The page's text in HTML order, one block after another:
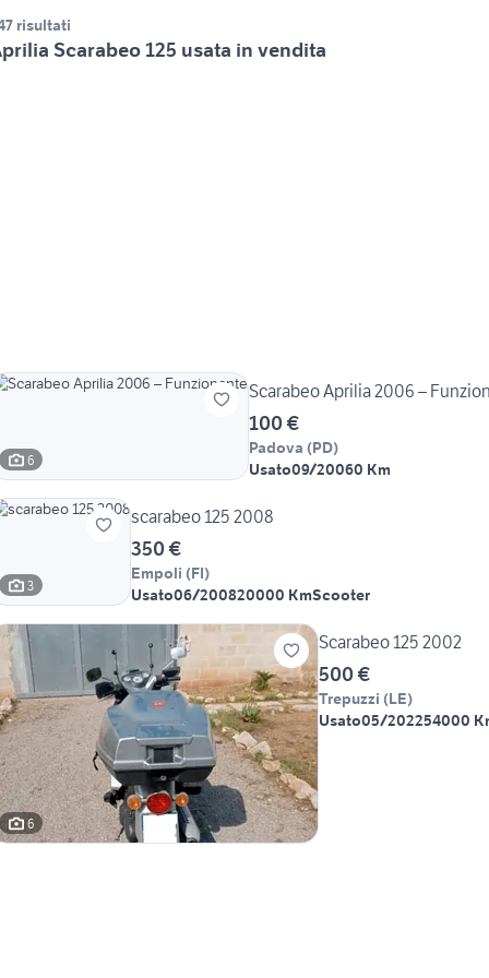
risultati
Scarabeo 125 usata in vendita
6
Scarabeo Aprilia 2006 –
100 €
Padova (PD)
Usato09/20060 Km
3
scarabeo 125 2008
350 €
Empoli (FI)
Usato06/200820000 KmScooter
6
Scarabeo 125 2002
500 €
Trepuzzi (LE)
Usato05/202254000